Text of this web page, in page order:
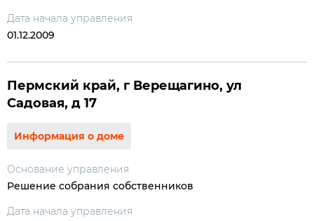
Дата начала управления
01.12.2009
Пермский край, г Верещагино, ул
Садовая, д 17
Информация о доме
Основание управления
Решение собрания собственников
Дата начала управления